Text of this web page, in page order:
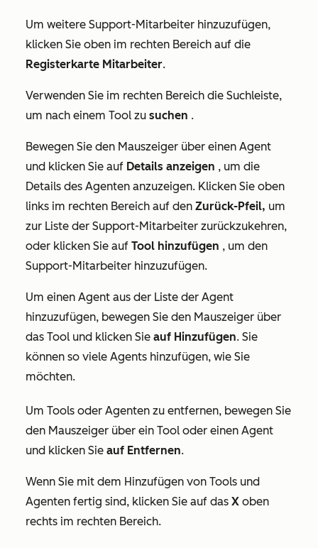
Um weitere Support-Mitarbeiter hinzuzufügen,
klicken Sie oben im rechten Bereich auf die
Registerkarte Mitarbeiter.
Verwenden Sie im rechten Bereich die Suchleiste,
um nach einem Tool zu suchen .
Bewegen Sie den Mauszeiger über einen Agent
und klicken Sie auf Details anzeigen , um die
Details des Agenten anzuzeigen. Klicken Sie oben
links im rechten Bereich auf den Zurück-Pfeil, um
zur Liste der Support-Mitarbeiter zurückzukehren,
oder klicken Sie auf Tool hinzufügen , um den
Support-Mitarbeiter hinzuzufügen.
Um einen Agent aus der Liste der Agent
hinzuzufügen, bewegen Sie den Mauszeiger über
das Tool und klicken Sie auf Hinzufügen. Sie
können so viele Agents hinzufügen, wie Sie
möchten.
Um Tools oder Agenten zu entfernen, bewegen Sie
den Mauszeiger über ein Tool oder einen Agent
und klicken Sie auf Entfernen.
Wenn Sie mit dem Hinzufügen von Tools und
Agenten fertig sind, klicken Sie auf das X oben
rechts im rechten Bereich.